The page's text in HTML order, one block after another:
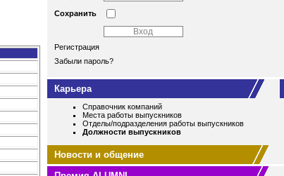
Сохранить
Регистрация
Забыли пароль?
Карьера
Справочник компаний
Места работы выпускников
Отделы/подразделения работы выпускников
Должности выпускников
Новости и общение